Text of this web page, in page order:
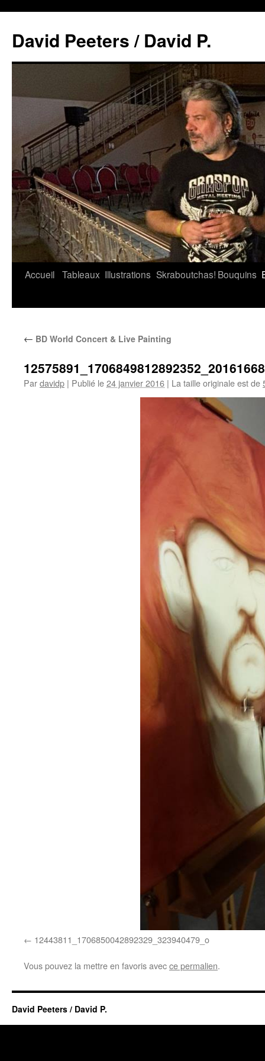
David Peeters / David P.
Accueil Tableaux Illustrations Skraboutchas! Bouquins
← BD World Concert & Live Painting
Pardavidp | Publié le24 janvier 2016 | La taille originale est de
12443811_1706850042892329_323940479_o
Vous pouvez la mettre en favoris avecce permalien.
David Peeters / David P.